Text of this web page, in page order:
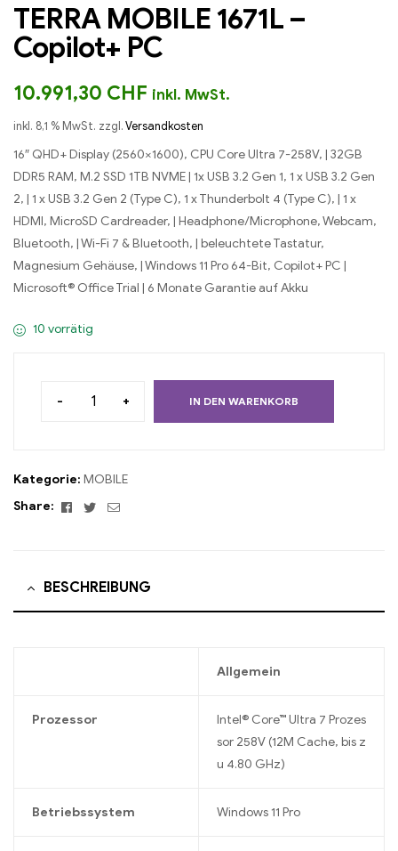
TERRA MOBILE 1671L –
Copilot+ PC
10.991,30 CHF inkl. MwSt.
inkl. 8,1 % MwSt. zzgl.Versandkosten
16″ QHD+ Display (2560×1600), CPU Core Ultra 7-258V, | 32GB
DDR5 RAM, M.2 SSD 1TB NVME | 1x USB 3.2 Gen 1, 1 x USB 3.2 Gen
2, | 1 x USB 3.2 Gen 2 (Type C), 1 x Thunderbolt 4 (Type C), | 1 x
HDMI, MicroSD Cardreader, | Headphone/Microphone, Webcam,
Bluetooth, | Wi-Fi 7 & Bluetooth, | beleuchtete Tastatur,
Magnesium Gehäuse, | Windows 11 Pro 64-Bit, Copilot+ PC |
Microsoft® Office Trial | 6 Monate Garantie auf Akku
10 vorrätig
- + IN DEN WARENKORB
Kategorie: MOBILE
Share:
Facebook
TwitterEmail
BESCHREIBUNG
Allgemein
Prozessor
Intel® Core™ Ultra 7 Prozes
sor 258V (12M Cache, bis z
u 4.80 GHz)
Betriebssystem Windows 11 Pro